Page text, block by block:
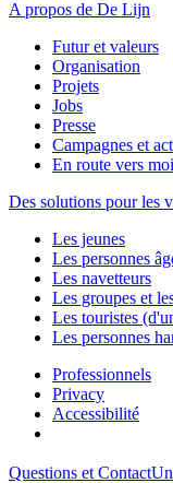
A propos de De Lijn
Futur et valeurs
Organisation
Projets
Jobs
Presse
Campagnes et
En route vers
Des solutions pour les
Les jeunes
Les personnes
Les navetteurs
Les groupes et
Les touristes
Les personnes
Professionnels
Privacy
Accessibilité
Questions et Contact